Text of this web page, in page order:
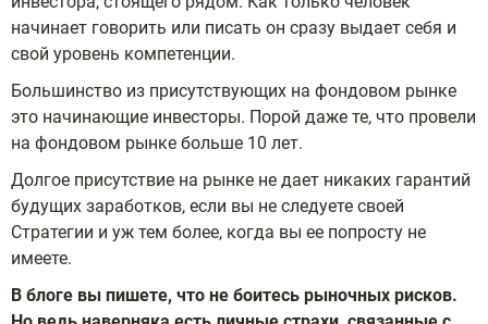
начинает говорить или писать он сразу выдает себя и
свой уровень компетенции.
Большинство из присутствующих на фондовом рынке
это начинающие инвесторы. Порой даже те, что провели
на фондовом рынке больше 10 лет.
Долгое присутствие на рынке не дает никаких гарантий
будущих заработков, если вы не следуете своей
Стратегии и уж тем более, когда вы ее попросту не
имеете.
В блоге вы пишете, что не боитесь рыночных рисков.